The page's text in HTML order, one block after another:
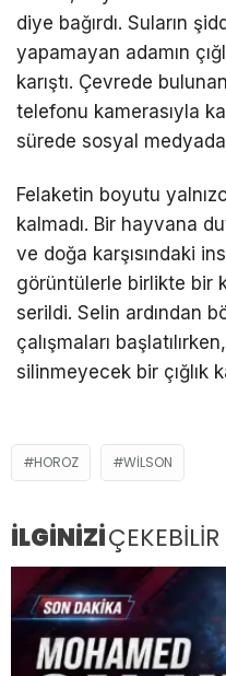
diye bağırdı. Suların
yapamayan adamın
karıştı. Çevrede
telefonu kamerasıyla
sürede sosyal medyada
Felaketin boyutu
kalmadı. Bir hayvana
ve doğa karşısındaki
görüntülerle birlikte bir
serildi. Selin ardından
çalışmaları
silinmeyecek bir çığlık
HOROZ WILSON
İLGİNİZİÇEKEBİLİR